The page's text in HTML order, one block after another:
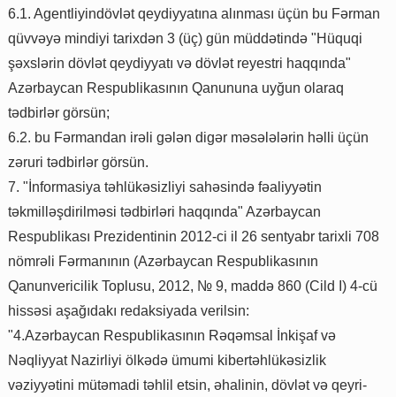
6.1. Agentliyindövlət qeydiyyatına alınması üçün bu Fərman
qüvvəyə mindiyi tarixdən 3 (üç) gün müddətində "Hüquqi
şəxslərin dövlət qeydiyyatı və dövlət reyestri haqqında"
Azərbaycan Respublikasının Qanununa uyğun olaraq
tədbirlər görsün;
6.2. bu Fərmandan irəli gələn digər məsələlərin həlli üçün
zəruri tədbirlər görsün.
7. "İnformasiya təhlükəsizliyi sahəsində fəaliyyətin
təkmilləşdirilməsi tədbirləri haqqında" Azərbaycan
Respublikası Prezidentinin 2012-ci il 26 sentyabr tarixli 708
nömrəli Fərmanının (Azərbaycan Respublikasının
Qanunvericilik Toplusu, 2012, № 9, maddə 860 (Cild I) 4-cü
hissəsi aşağıdakı redaksiyada verilsin:
"4.Azərbaycan Respublikasının Rəqəmsal İnkişaf və
Nəqliyyat Nazirliyi ölkədə ümumi kibertəhlükəsizlik
vəziyyətini mütəmadi təhlil etsin, əhalinin, dövlət və qeyri-